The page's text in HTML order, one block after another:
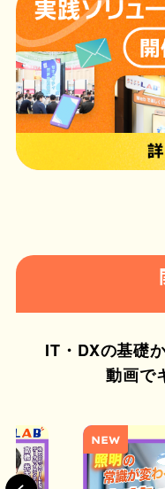
IT・DXの基礎
動画で
NEW